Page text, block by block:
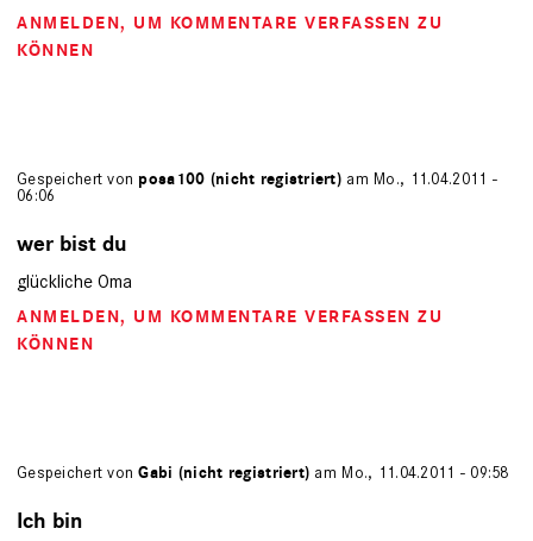
ANMELDEN, UM KOMMENTARE VERFASSEN ZU
KÖNNEN
Gespeichert vonposa100 (nicht registriert) am Mo., 11.04.2011 -
06:06
wer bist du
glückliche Oma
ANMELDEN, UM KOMMENTARE VERFASSEN ZU
KÖNNEN
Gespeichert vonGabi (nicht registriert) am Mo., 11.04.2011 - 09:58
Ich bin